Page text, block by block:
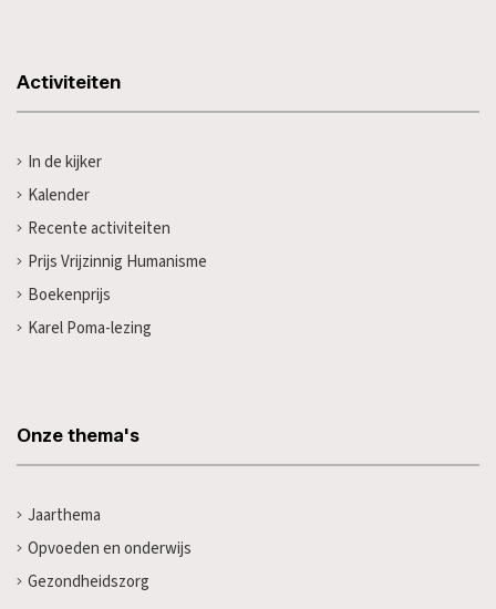
Activiteiten
In de kijker
Kalender
Recente activiteiten
Prijs Vrijzinnig Humanisme
Boekenprijs
Karel Poma-lezing
Onze thema's
Jaarthema
Opvoeden en onderwijs
Gezondheidszorg